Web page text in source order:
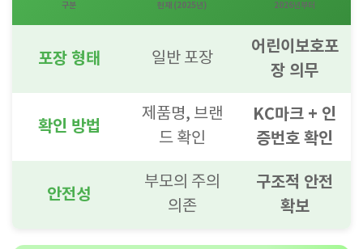
구분 현재 (2025년) 2026년부터
포장 형태 일반 포장
어린이보호포
장 의무
확인 방법
제품명, 브랜
드 확인
KC마크 + 인
증번호 확인
안전성
부모의 주의
의존
구조적 안전
확보